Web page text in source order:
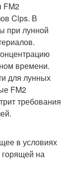
FM2
Clps. В
при лунной
времени.
для лунных
FM2
требования
в условиях
горящей на